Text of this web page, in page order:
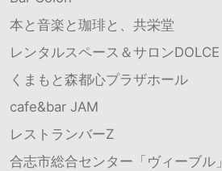
本と音楽と珈琲と、共栄堂
レンタルスペース＆サロンDOLCE
くまもと森都心プラザホール
cafe&bar JAM
レストランバーZ
合志市総合センター「ヴィーブル」